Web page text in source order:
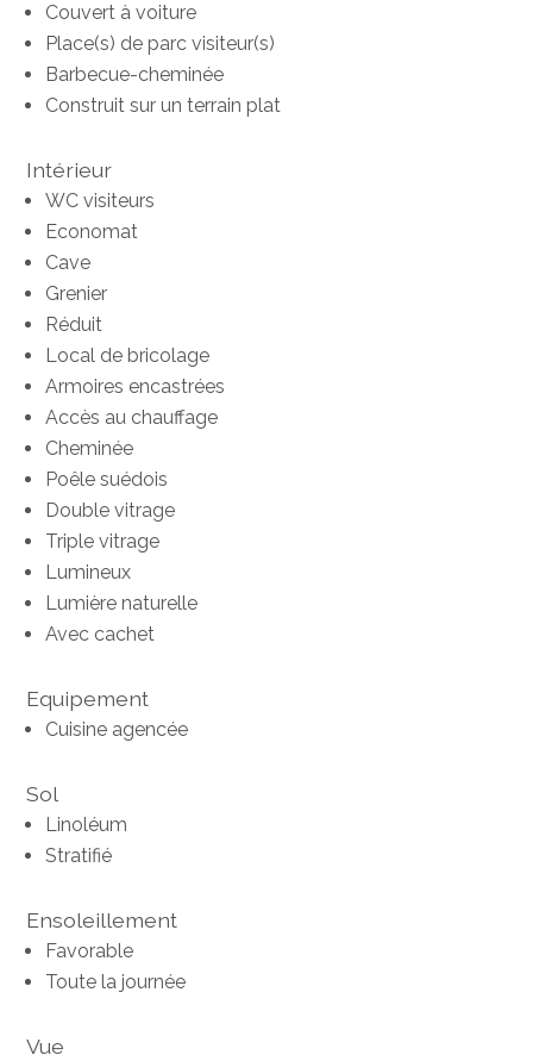
Couvert à voiture
Place(s) de parc visiteur(s)
Barbecue-cheminée
Construit sur un terrain plat
Intérieur
WC visiteurs
Economat
Cave
Grenier
Réduit
Local de bricolage
Armoires encastrées
Accès au chauffage
Cheminée
Poêle suédois
Double vitrage
Triple vitrage
Lumineux
Lumière naturelle
Avec cachet
Equipement
Cuisine agencée
Sol
Linoléum
Stratifié
Ensoleillement
Favorable
Toute la journée
Vue